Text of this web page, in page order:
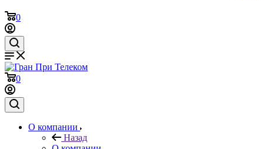
0
0
О компании
Назад